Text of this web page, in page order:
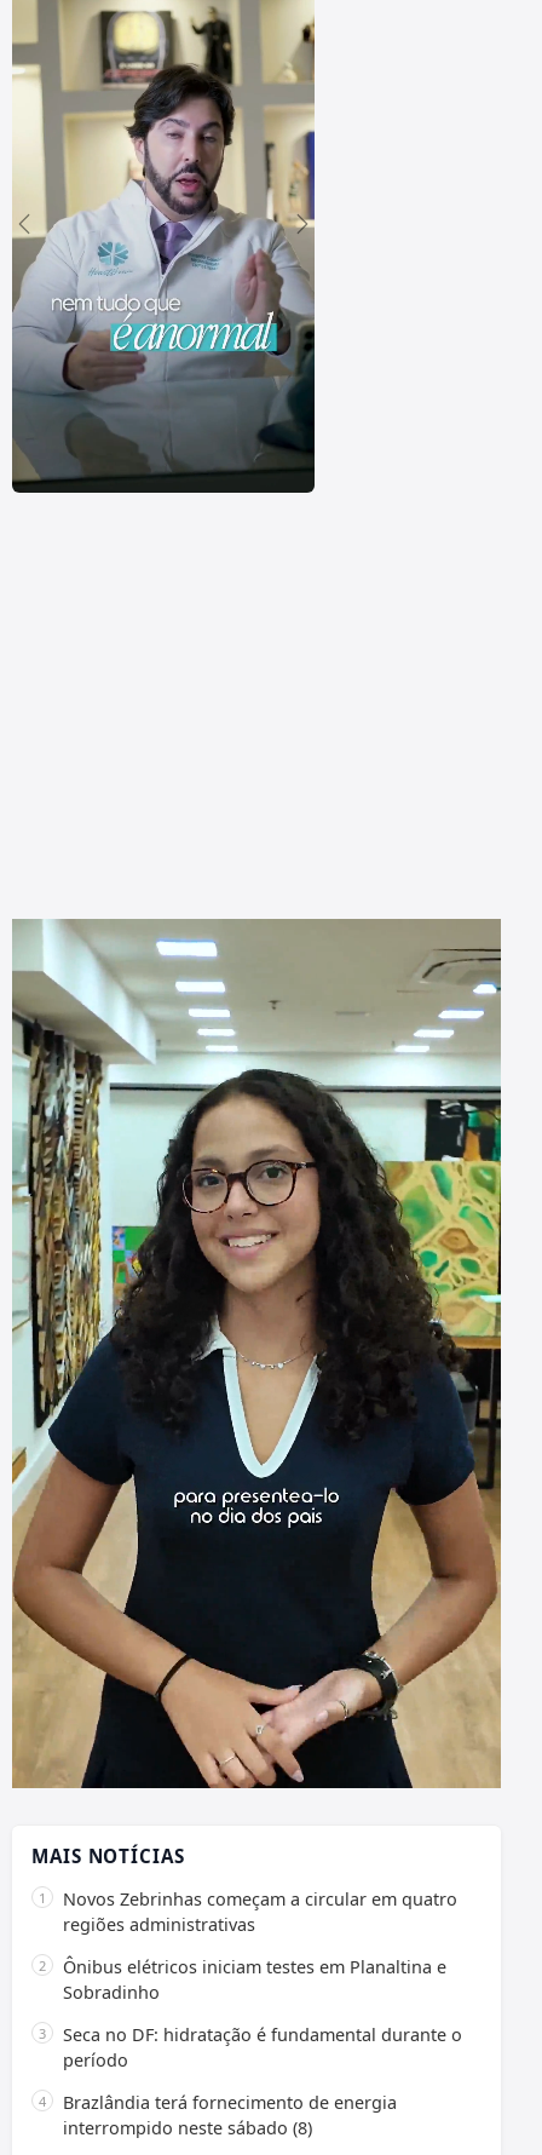
MAIS NOTÍCIAS
Novos Zebrinhas começam a circular em quatro
regiões administrativas
Ônibus elétricos iniciam testes em Planaltina e
Sobradinho
Seca no DF: hidratação é fundamental durante o
período
Brazlândia terá fornecimento de energia
interrompido neste sábado (8)